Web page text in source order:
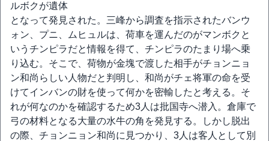
ルボクが遺体
となって発見された。三峰から調査を指示されたバンウ
ォン、プニ、ムヒュルは、荷車を運んだのがマンボクと
いうチンピラだと情報を得て、チンピラのたまり場へ乗
り込む。そこで、荷物が金塊で渡した相手がチョンニョ
ン和尚らしい人物だと判明し、和尚がチェ将軍の命を受
けてインバンの財を使って何かを密輸したと考える。そ
れが何なのかを確認するため3人は批国寺へ潜入。倉庫で
弓の材料となる大量の水牛の角を発見する。しかし脱出
の際、チョンニョン和尚に見つかり、3人は客人として別